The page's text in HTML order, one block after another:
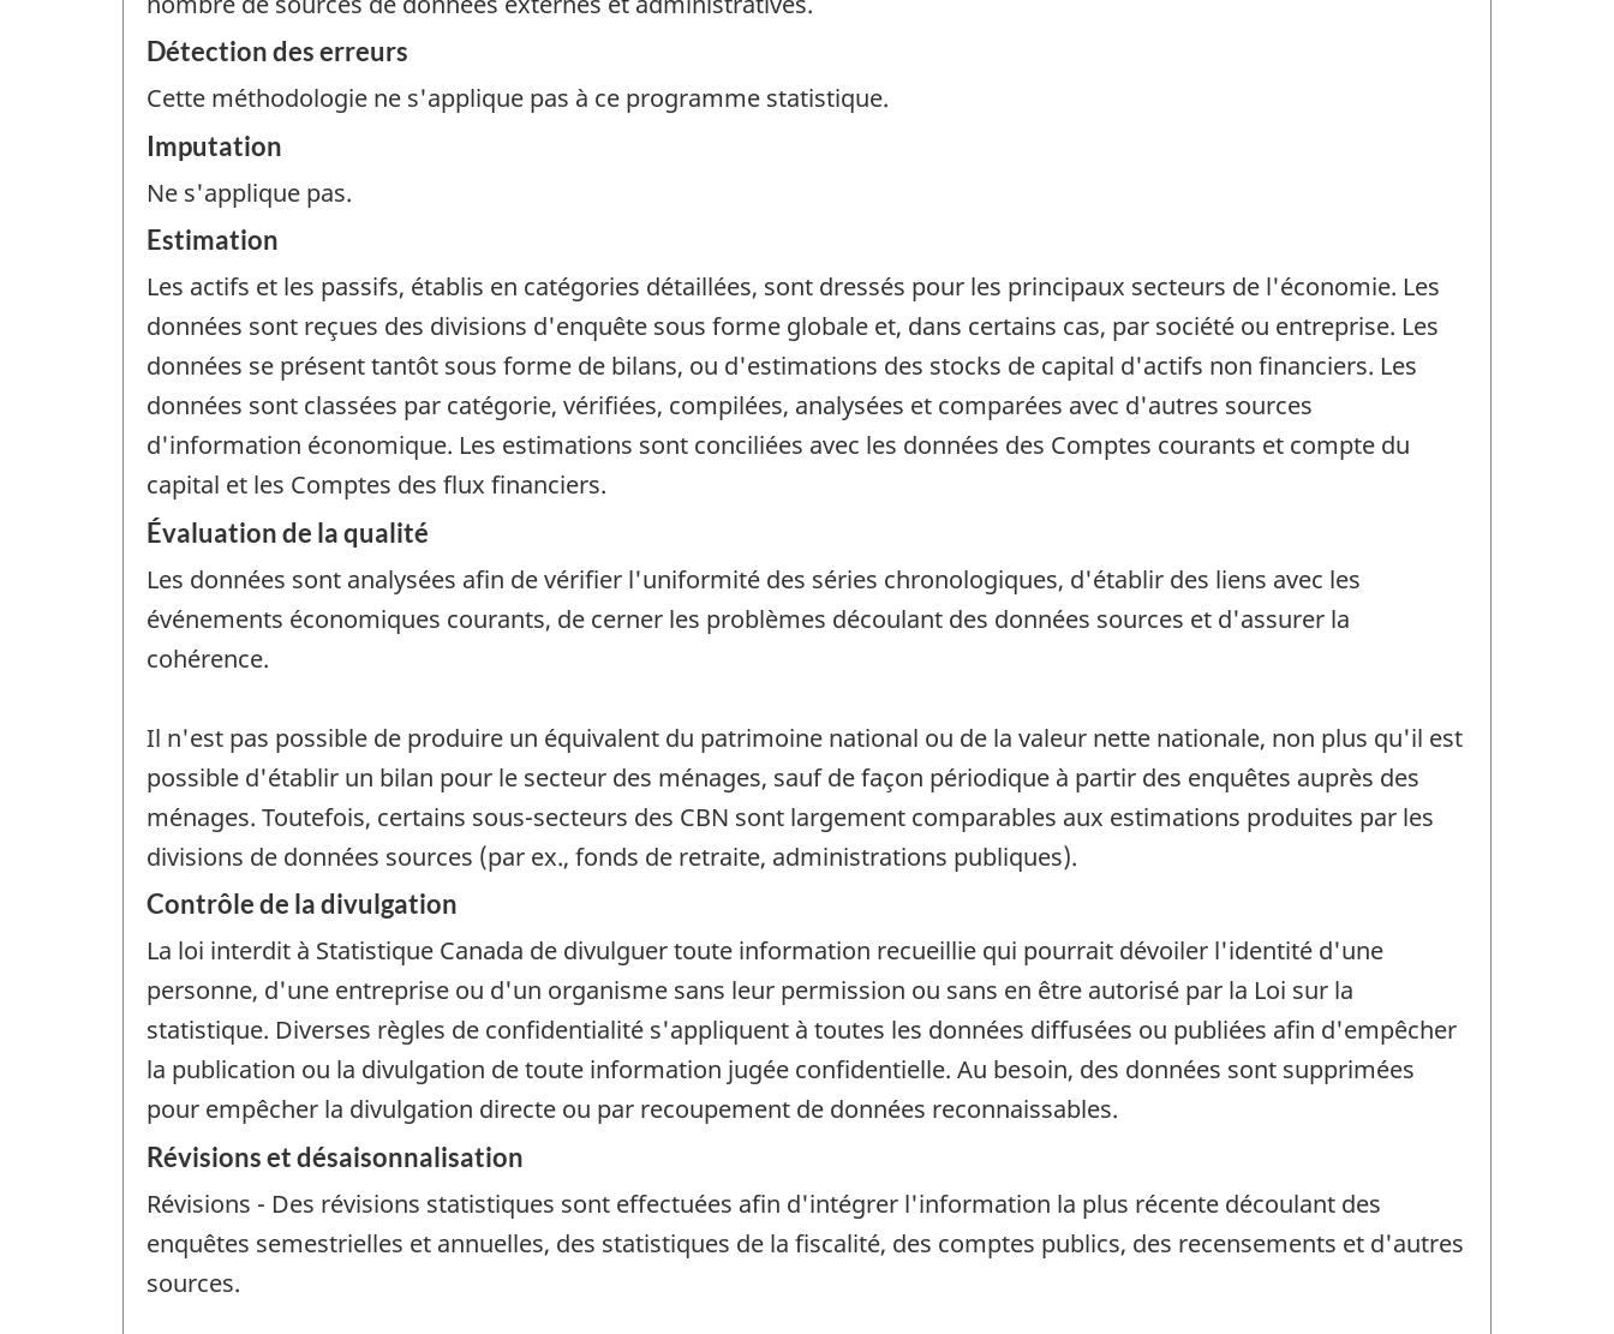
Détection des erreurs
Cette méthodologie ne s'applique pas à ce programme statistique.
Imputation
Ne s'applique pas.
Estimation
Les actifs et les passifs, établis en catégories détaillées, sont dressés pour les principaux secteurs de l'économie. Les
données sont reçues des divisions d'enquête sous forme globale et, dans certains cas, par société ou entreprise. Les
données se présent tantôt sous forme de bilans, ou d'estimations des stocks de capital d'actifs non financiers. Les
données sont classées par catégorie, vérifiées, compilées, analysées et comparées avec d'autres sources
d'information économique. Les estimations sont conciliées avec les données des Comptes courants et compte du
capital et les Comptes des flux financiers.
Évaluation de la qualité
Les données sont analysées afin de vérifier l'uniformité des séries chronologiques, d'établir des liens avec les
événements économiques courants, de cerner les problèmes découlant des données sources et d'assurer la
cohérence.
Il n'est pas possible de produire un équivalent du patrimoine national ou de la valeur nette nationale, non plus qu'il est
possible d'établir un bilan pour le secteur des ménages, sauf de façon périodique à partir des enquêtes auprès des
ménages. Toutefois, certains sous-secteurs des CBN sont largement comparables aux estimations produites par les
divisions de données sources (par ex., fonds de retraite, administrations publiques).
Contrôle de la divulgation
La loi interdit à Statistique Canada de divulguer toute information recueillie qui pourrait dévoiler l'identité d'une
personne, d'une entreprise ou d'un organisme sans leur permission ou sans en être autorisé par la Loi sur la
statistique. Diverses règles de confidentialité s'appliquent à toutes les données diffusées ou publiées afin d'empêcher
la publication ou la divulgation de toute information jugée confidentielle. Au besoin, des données sont supprimées
pour empêcher la divulgation directe ou par recoupement de données reconnaissables.
Révisions et désaisonnalisation
Révisions - Des révisions statistiques sont effectuées afin d'intégrer l'information la plus récente découlant des
enquêtes semestrielles et annuelles, des statistiques de la fiscalité, des comptes publics, des recensements et d'autres
sources.